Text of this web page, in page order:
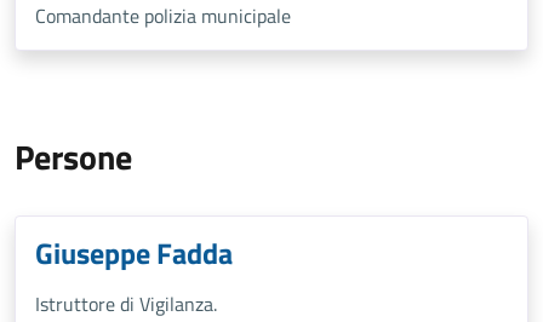
Comandante polizia municipale
Persone
Giuseppe Fadda
Istruttore di Vigilanza.